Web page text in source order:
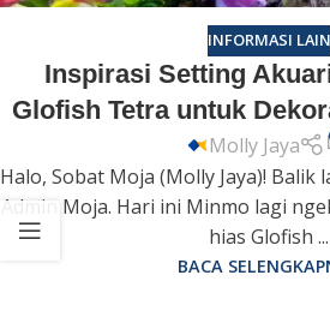
INFORMASI LAIN
Inspirasi Setting
Glofish Tetra untuk
Molly Jaya
Halo, Sobat Moja (Molly Jaya)!
Admin Moja. ​Hari ini Minmo lagi
hias Glofish ...
BACA